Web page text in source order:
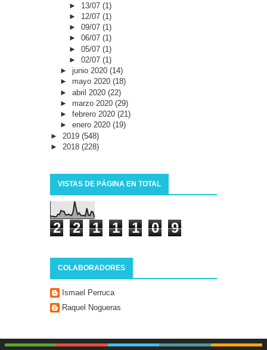
► 13/07(1)
► 12/07(1)
►09/07(1)
►06/07(1)
►05/07(1)
►02/07(1)
► junio 2020 (14)
► mayo 2020 (18)
► abril 2020 (22)
► marzo 2020 (29)
► febrero 2020 (21)
► enero 2020 (19)
► 2019 (548)
► 2018 (228)
VISTAS DE PÁGINA EN TOTAL
2 2 1 1 1 0 9
COLABORADORES
Ismael Perruca
Raquel Nogueras